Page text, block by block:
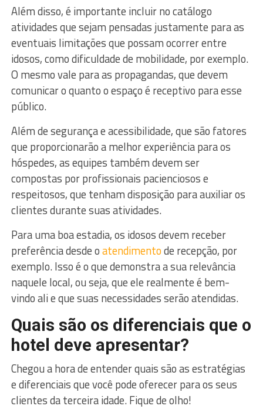
Além disso, é importante incluir no catálogo
atividades que sejam pensadas justamente para as
eventuais limitações que possam ocorrer entre
idosos, como dificuldade de mobilidade, por exemplo.
O mesmo vale para as propagandas, que devem
comunicar o quanto o espaço é receptivo para esse
público.
Além de segurança e acessibilidade, que são fatores
que proporcionarão a melhor experiência para os
hóspedes, as equipes também devem ser
compostas por profissionais pacienciosos e
respeitosos, que tenham disposição para auxiliar os
clientes durante suas atividades.
Para uma boa estadia, os idosos devem receber
preferência desde oatendimentode recepção, por
exemplo. Isso é o que demonstra a sua relevância
naquele local, ou seja, que ele realmente é bem-
vindo ali e que suas necessidades serão atendidas.
Quais são os diferenciais que o
hotel deve apresentar?
Chegou a hora de entender quais são as estratégias
e diferenciais que você pode oferecer para os seus
clientes da terceira idade. Fique de olho!